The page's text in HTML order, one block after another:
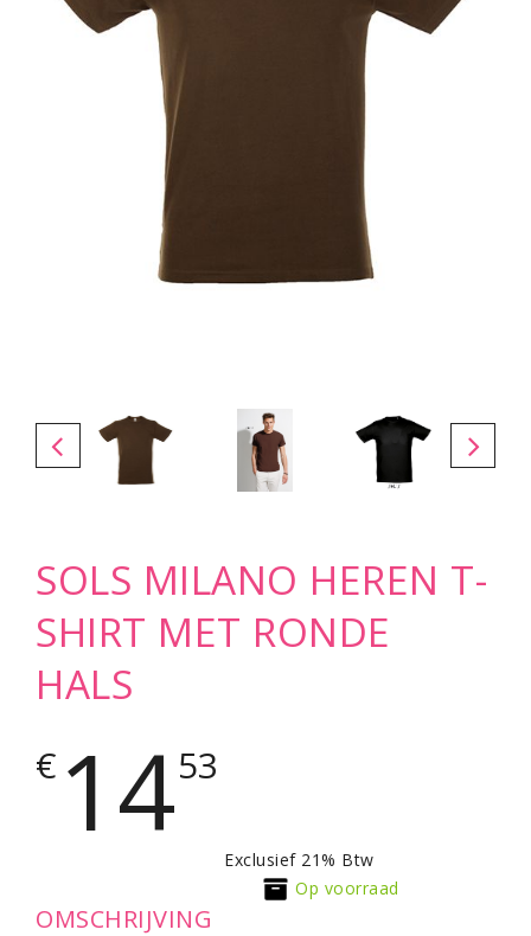
SOLS MILANO HEREN T-
SHIRT MET RONDE
HALS
€ 1453
Exclusief 21% Btw
Op voorraad
OMSCHRIJVING